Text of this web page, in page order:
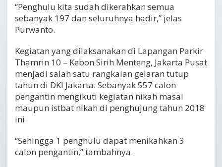
“Penghulu kita sudah dikerahkan semua
sebanyak 197 dan seluruhnya hadir,” jelas
Purwanto.
Kegiatan yang dilaksanakan di Lapangan Parkir
Thamrin 10 – Kebon Sirih Menteng, Jakarta Pusat
menjadi salah satu rangkaian gelaran tutup
tahun di DKI Jakarta. Sebanyak 557 calon
pengantin mengikuti kegiatan nikah masal
maupun istbat nikah di penghujung tahun 2018
ini.
“Sehingga 1 penghulu dapat menikahkan 3
calon pengantin,” tambahnya.